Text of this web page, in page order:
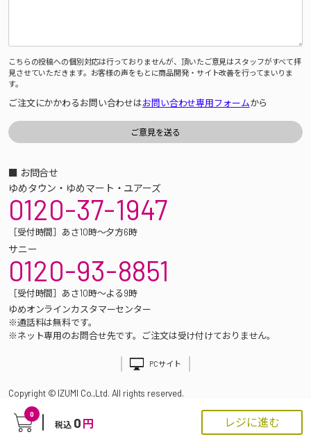
0
税込 0 円 レジに進む
こちらの投稿への個別対応は行っておりませんが、頂いたご意見はスタッフがすべて拝
見させていただきます。お客様の声をもとに商品開発・サイト改善を行ってまいりま
す。
ご注文にかかわるお問い合わせはお問い合わせ専用フォームから
■ お問合せ
ゆめタウン・ゆめマート・ユアーズ
0120-37-1947
［受付時間］あさ10時～夕方6時
サニー
0120-93-8851
［受付時間］あさ10時～よる9時
ゆめオンラインカスタマーセンター
※通話料は無料です。
※ネット専用のお問合せ先です。ご注文は受け付けておりません。
PCサイト
Copyright © IZUMI Co.,Ltd. All rights reserved.